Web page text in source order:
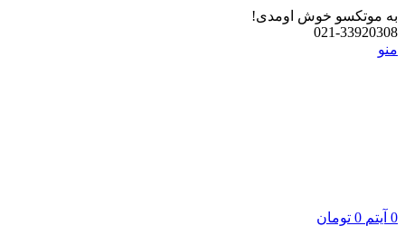
به موتکسو خوش اومدی!
021-33920308
منو
0 آیتم 0 تومان